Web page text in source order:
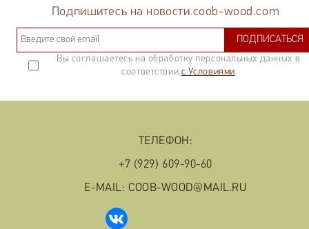
Подпишитесь на новости coob-wood.com
ПОДПИСАТЬСЯ
Вы соглашаетесь на обработку персональных данных в
соответствии с Условиями
ТЕЛЕФОН:
+7 (929) 609-90-60
E-MAIL: COOB-WOOD@MAIL.RU